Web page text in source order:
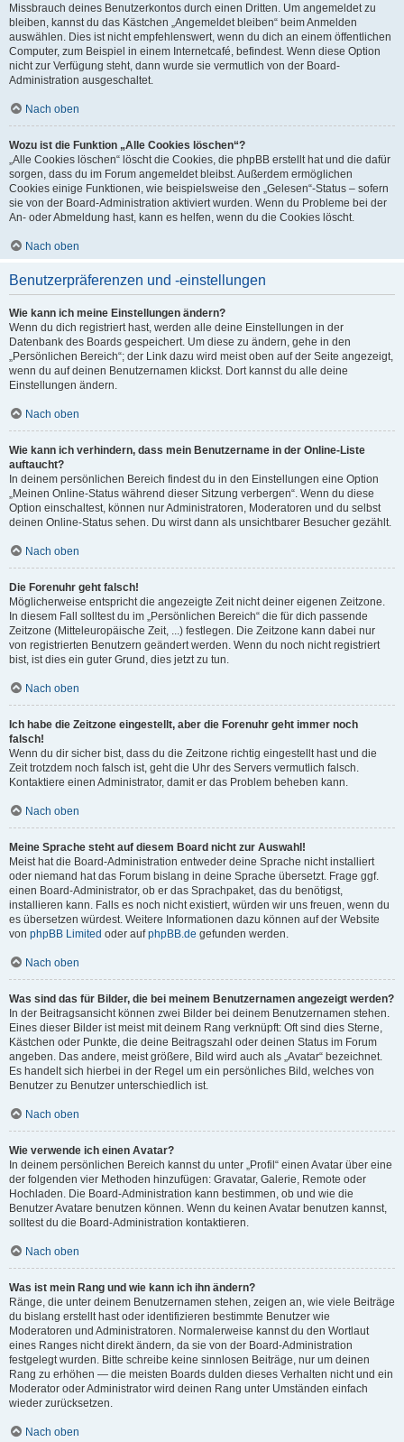
Missbrauch deines Benutzerkontos durch einen Dritten. Um angemeldet zu
bleiben, kannst du das Kästchen „Angemeldet bleiben“ beim Anmelden
auswählen. Dies ist nicht empfehlenswert, wenn du dich an einem öffentlichen
Computer, zum Beispiel in einem Internetcafé, befindest. Wenn diese Option
nicht zur Verfügung steht, dann wurde sie vermutlich von der Board-
Administration ausgeschaltet.
Nach oben
Wozu ist die Funktion „Alle Cookies löschen“?
„Alle Cookies löschen“ löscht die Cookies, die phpBB erstellt hat und die dafür
sorgen, dass du im Forum angemeldet bleibst. Außerdem ermöglichen
Cookies einige Funktionen, wie beispielsweise den „Gelesen“-Status – sofern
sie von der Board-Administration aktiviert wurden. Wenn du Probleme bei der
An- oder Abmeldung hast, kann es helfen, wenn du die Cookies löscht.
Nach oben
Benutzerpräferenzen und -einstellungen
Wie kann ich meine Einstellungen ändern?
Wenn du dich registriert hast, werden alle deine Einstellungen in der
Datenbank des Boards gespeichert. Um diese zu ändern, gehe in den
„Persönlichen Bereich“; der Link dazu wird meist oben auf der Seite angezeigt,
wenn du auf deinen Benutzernamen klickst. Dort kannst du alle deine
Einstellungen ändern.
Nach oben
Wie kann ich verhindern, dass mein Benutzername in der Online-Liste
auftaucht?
In deinem persönlichen Bereich findest du in den Einstellungen eine Option
„Meinen Online-Status während dieser Sitzung verbergen“. Wenn du diese
Option einschaltest, können nur Administratoren, Moderatoren und du selbst
deinen Online-Status sehen. Du wirst dann als unsichtbarer Besucher gezählt.
Nach oben
Die Forenuhr geht falsch!
Möglicherweise entspricht die angezeigte Zeit nicht deiner eigenen Zeitzone.
In diesem Fall solltest du im „Persönlichen Bereich“ die für dich passende
Zeitzone (Mitteleuropäische Zeit, ...) festlegen. Die Zeitzone kann dabei nur
von registrierten Benutzern geändert werden. Wenn du noch nicht registriert
bist, ist dies ein guter Grund, dies jetzt zu tun.
Nach oben
Ich habe die Zeitzone eingestellt, aber die Forenuhr geht immer noch
falsch!
Wenn du dir sicher bist, dass du die Zeitzone richtig eingestellt hast und die
Zeit trotzdem noch falsch ist, geht die Uhr des Servers vermutlich falsch.
Kontaktiere einen Administrator, damit er das Problem beheben kann.
Nach oben
Meine Sprache steht auf diesem Board nicht zur Auswahl!
Meist hat die Board-Administration entweder deine Sprache nicht installiert
oder niemand hat das Forum bislang in deine Sprache übersetzt. Frage ggf.
einen Board-Administrator, ob er das Sprachpaket, das du benötigst,
installieren kann. Falls es noch nicht existiert, würden wir uns freuen, wenn du
es übersetzen würdest. Weitere Informationen dazu können auf der Website
von phpBB Limited oder aufphpBB.de gefunden werden.
Nach oben
Was sind das für Bilder, die bei meinem Benutzernamen angezeigt werden?
In der Beitragsansicht können zwei Bilder bei deinem Benutzernamen stehen.
Eines dieser Bilder ist meist mit deinem Rang verknüpft: Oft sind dies Sterne,
Kästchen oder Punkte, die deine Beitragszahl oder deinen Status im Forum
angeben. Das andere, meist größere, Bild wird auch als „Avatar“ bezeichnet.
Es handelt sich hierbei in der Regel um ein persönliches Bild, welches von
Benutzer zu Benutzer unterschiedlich ist.
Nach oben
Wie verwende ich einen Avatar?
In deinem persönlichen Bereich kannst du unter „Profil“ einen Avatar über eine
der folgenden vier Methoden hinzufügen: Gravatar, Galerie, Remote oder
Hochladen. Die Board-Administration kann bestimmen, ob und wie die
Benutzer Avatare benutzen können. Wenn du keinen Avatar benutzen kannst,
solltest du die Board-Administration kontaktieren.
Nach oben
Was ist mein Rang und wie kann ich ihn ändern?
Ränge, die unter deinem Benutzernamen stehen, zeigen an, wie viele Beiträge
du bislang erstellt hast oder identifizieren bestimmte Benutzer wie
Moderatoren und Administratoren. Normalerweise kannst du den Wortlaut
eines Ranges nicht direkt ändern, da sie von der Board-Administration
festgelegt wurden. Bitte schreibe keine sinnlosen Beiträge, nur um deinen
Rang zu erhöhen — die meisten Boards dulden dieses Verhalten nicht und ein
Moderator oder Administrator wird deinen Rang unter Umständen einfach
wieder zurücksetzen.
Nach oben